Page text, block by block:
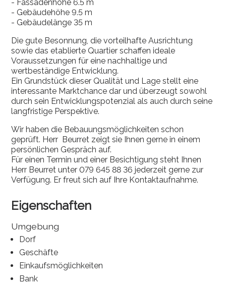
- Fassadenhöhe 6.5 m
- Gebäudehöhe 9.5 m
- Gebäudelänge 35 m
Die gute Besonnung, die vorteilhafte Ausrichtung
sowie das etablierte Quartier schaffen ideale
Voraussetzungen für eine nachhaltige und
wertbeständige Entwicklung.
Ein Grundstück dieser Qualität und Lage stellt eine
interessante Marktchance dar und überzeugt sowohl
durch sein Entwicklungspotenzial als auch durch seine
langfristige Perspektive.
Wir haben die Bebauungsmöglichkeiten schon
geprüft. Herr Beurret zeigt sie Ihnen gerne in einem
persönlichen Gespräch auf.
Für einen Termin und einer Besichtigung steht Ihnen
Herr Beurret unter 079 645 88 36 jederzeit gerne zur
Verfügung. Er freut sich auf Ihre Kontaktaufnahme.
Eigenschaften
Umgebung
Dorf
Geschäfte
Einkaufsmöglichkeiten
Bank